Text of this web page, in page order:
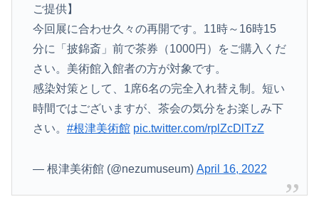
ご提供】
今回展に合わせ久々の再開です。11時～16時15
分に「披錦斎」前で茶券（1000円）をご購入くだ
さい。美術館入館者の方が対象です。
感染対策として、1席6名の完全入れ替え制。短い
時間ではございますが、茶会の気分をお楽しみ下
さい。 #根津美術館 pic.twitter.com/rplZcDlTzZ
— 根津美術館 (@nezumuseum) April 16, 2022